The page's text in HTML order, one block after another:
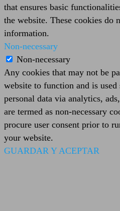
that ensures basic
the website. These cookies do
information.
Non-necessary
Non-necessary
Any cookies that may not be
website to function and is
personal data via analytics,
are termed as non-necessary
procure user consent prior to
your website.
GUARDAR Y ACEPTAR